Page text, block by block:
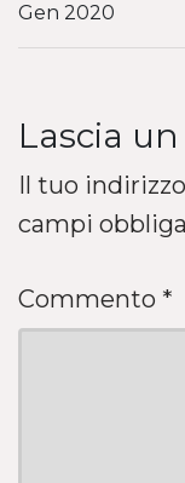
Gen 2020
Lascia
Il tuo
campi
Commento *